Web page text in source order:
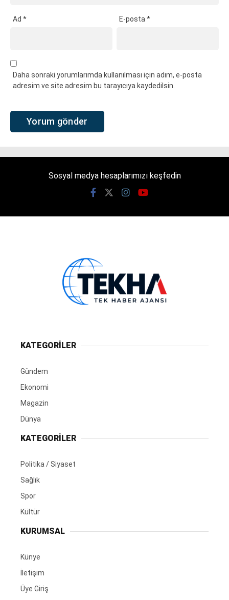
Ad * E-posta*
Daha sonraki yorumlarımda kullanılması için adım, e-posta
adresim ve site adresim bu tarayıcıya kaydedilsin.
Sosyal medya hesaplarımızı keşfedin
KATEGORİLER
Gündem
Ekonomi
Magazin
Dünya
KATEGORİLER
Politika / Siyaset
Sağlık
Spor
Kültür
KURUMSAL
Künye
İletişim
Üye Giriş